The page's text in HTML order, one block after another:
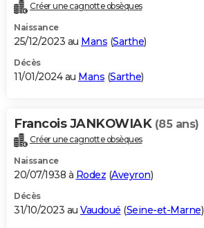
Créer une cagnotte obsèques
Naissance
25/12/2023 au Mans (Sarthe)
Décès
11/01/2024 au Mans (Sarthe)
Francois JANKOWIAK (85 ans)
Créer une cagnotte obsèques
Naissance
20/07/1938 à Rodez (Aveyron)
Décès
31/10/2023 au Vaudoué (Seine-et-Marne)